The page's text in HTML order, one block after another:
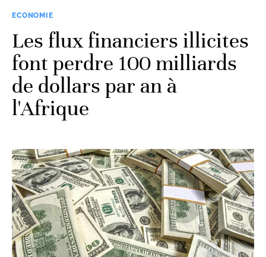
ECONOMIE
Les flux financiers illicites
font perdre 100 milliards
de dollars par an à
l'Afrique